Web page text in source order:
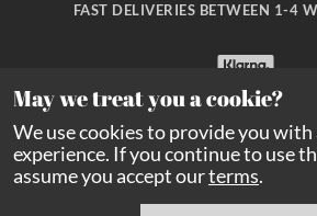
FAST DELIVERIES BETWEEN 1-4
SAFE PAYMENT WITH KLARNA
May we treat you a cookie?
We use cookies to provide you
experience. If you continue to use
assume you accept ourterms.